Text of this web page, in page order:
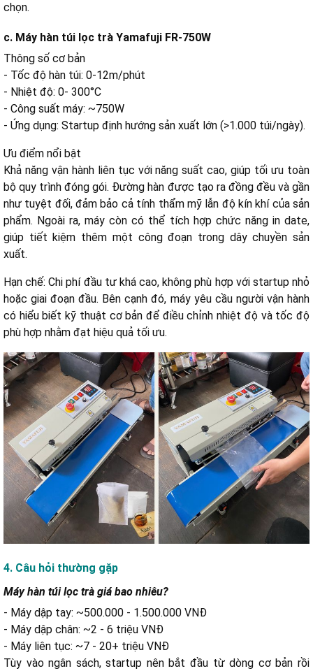
chọn.
c. Máy hàn túi lọc trà Yamafuji FR-750W
Thông số cơ bản
- Tốc độ hàn túi: 0-12m/phút
- Nhiệt độ: 0- 300°C
- Công suất máy: ~750W
- Ứng dụng: Startup định hướng sản xuất lớn (>1.000 túi/ngày).
Ưu điểm nổi bật
Khả năng vận hành liên tục với năng suất cao, giúp tối ưu toàn
bộ quy trình đóng gói. Đường hàn được tạo ra đồng đều và gần
như tuyệt đối, đảm bảo cả tính thẩm mỹ lẫn độ kín khí của sản
phẩm. Ngoài ra, máy còn có thể tích hợp chức năng in date,
giúp tiết kiệm thêm một công đoạn trong dây chuyền sản
xuất.
Hạn chế:Chi phí đầu tư khá cao, không phù hợp với startup nhỏ
hoặc giai đoạn đầu. Bên cạnh đó, máy yêu cầu người vận hành
có hiểu biết kỹ thuật cơ bản để điều chỉnh nhiệt độ và tốc độ
phù hợp nhằm đạt hiệu quả tối ưu.
4. Câu hỏi thường gặp
Máy hàn túi lọc trà giá bao nhiêu?
- Máy dập tay: ~500.000 - 1.500.000 VNĐ
- Máy dập chân: ~2 - 6 triệu VNĐ
- Máy liên tục: ~7 - 20+ triệu VNĐ
Tùy vào ngân sách, startup nên bắt đầu từ dòng cơ bản rồi